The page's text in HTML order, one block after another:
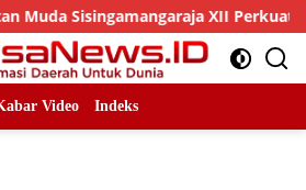
XII Perkuat Sinergitas
Video Indeks